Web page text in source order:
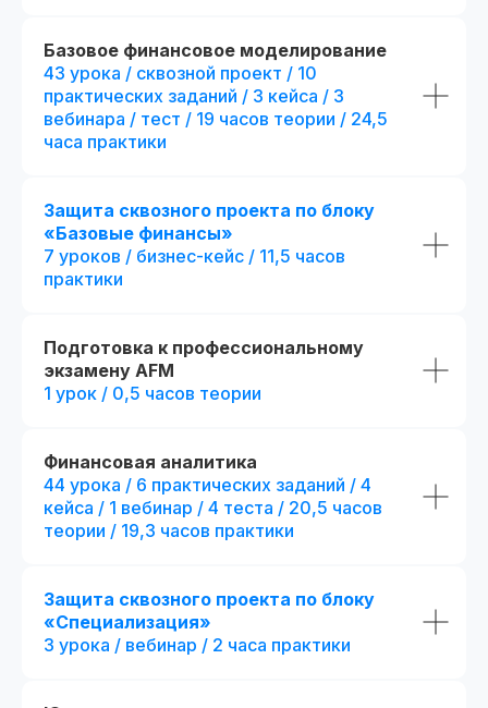
Базовое финансовое моделирование
43 урока / сквозной проект / 10
практических заданий / 3 кейса / 3
вебинара / тест / 19 часов теории / 24,5
часа практики
Защита сквозного проекта по блоку
«Базовые финансы»
7 уроков / бизнес-кейс / 11,5 часов
практики
Подготовка к профессиональному
экзамену AFM
1 урок / 0,5 часов теории
Финансовая аналитика
44 урока / 6 практических заданий / 4
кейса / 1 вебинар / 4 теста / 20,5 часов
теории / 19,3 часов практики
Защита сквозного проекта по блоку
«Специализация»
3 урока / вебинар / 2 часа практики
r111104.001/мес
fr111104.001
4 месяца обучения с практикой
на реальных проектах
289 часов контента и 37 онлайн-
тестирований
Презентации и конспекты к урокам
Доступ к контенту и обновлениям —
навсегда
Официальный диплом
(установленного образца)
Возможность получить диплом
международного образца
fr140091.000
дополнительные
+ 1 месяц обучения
на реальных проектах
+ 8 модулей:
+ отдельный куратор
Оплатить
Получить консультацию